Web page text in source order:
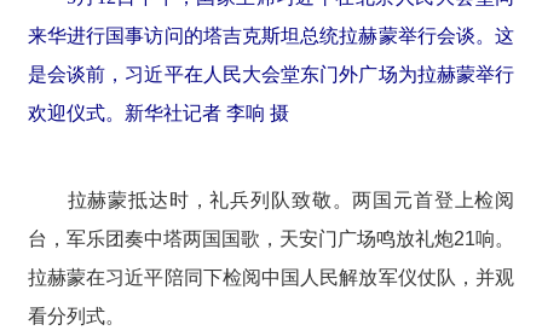
来华进行国事访问的塔吉克斯坦总统拉赫蒙举行会谈。这
是会谈前，习近平在人民大会堂东门外广场为拉赫蒙举行
欢迎仪式。新华社记者 李响 摄
拉赫蒙抵达时，礼兵列队致敬。两国元首登上检阅
台，军乐团奏中塔两国国歌，天安门广场鸣放礼炮21响。
拉赫蒙在习近平陪同下检阅中国人民解放军仪仗队，并观
看分列式。